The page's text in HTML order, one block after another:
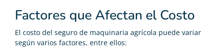
Factores que Afectan el Costo
El costo del seguro de maquinaria agrícola puede variar
según varios factores, entre ellos: